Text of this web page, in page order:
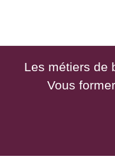
Les métiers de
Vous